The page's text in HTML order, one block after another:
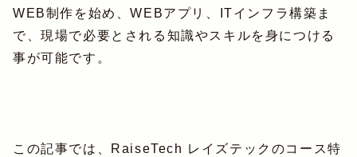
WEB制作を始め、WEBアプリ、ITインフラ構築ま
で、現場で必要とされる知識やスキルを身につける
事が可能です。
この記事では、RaiseTech レイズテックのコース特